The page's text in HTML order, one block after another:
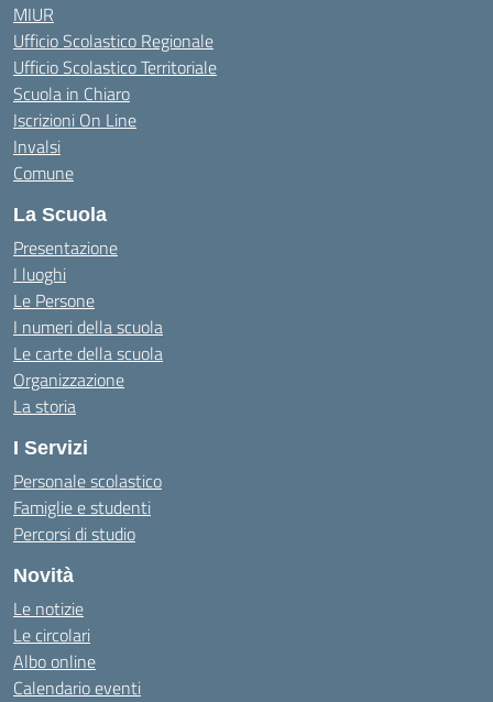
MIUR
Ufficio Scolastico Regionale
Ufficio Scolastico Territoriale
Scuola in Chiaro
Iscrizioni On Line
Invalsi
Comune
La Scuola
Presentazione
I luoghi
Le Persone
I numeri della scuola
Le carte della scuola
Organizzazione
La storia
I Servizi
Personale scolastico
Famiglie e studenti
Percorsi di studio
Novità
Le notizie
Le circolari
Albo online
Calendario eventi